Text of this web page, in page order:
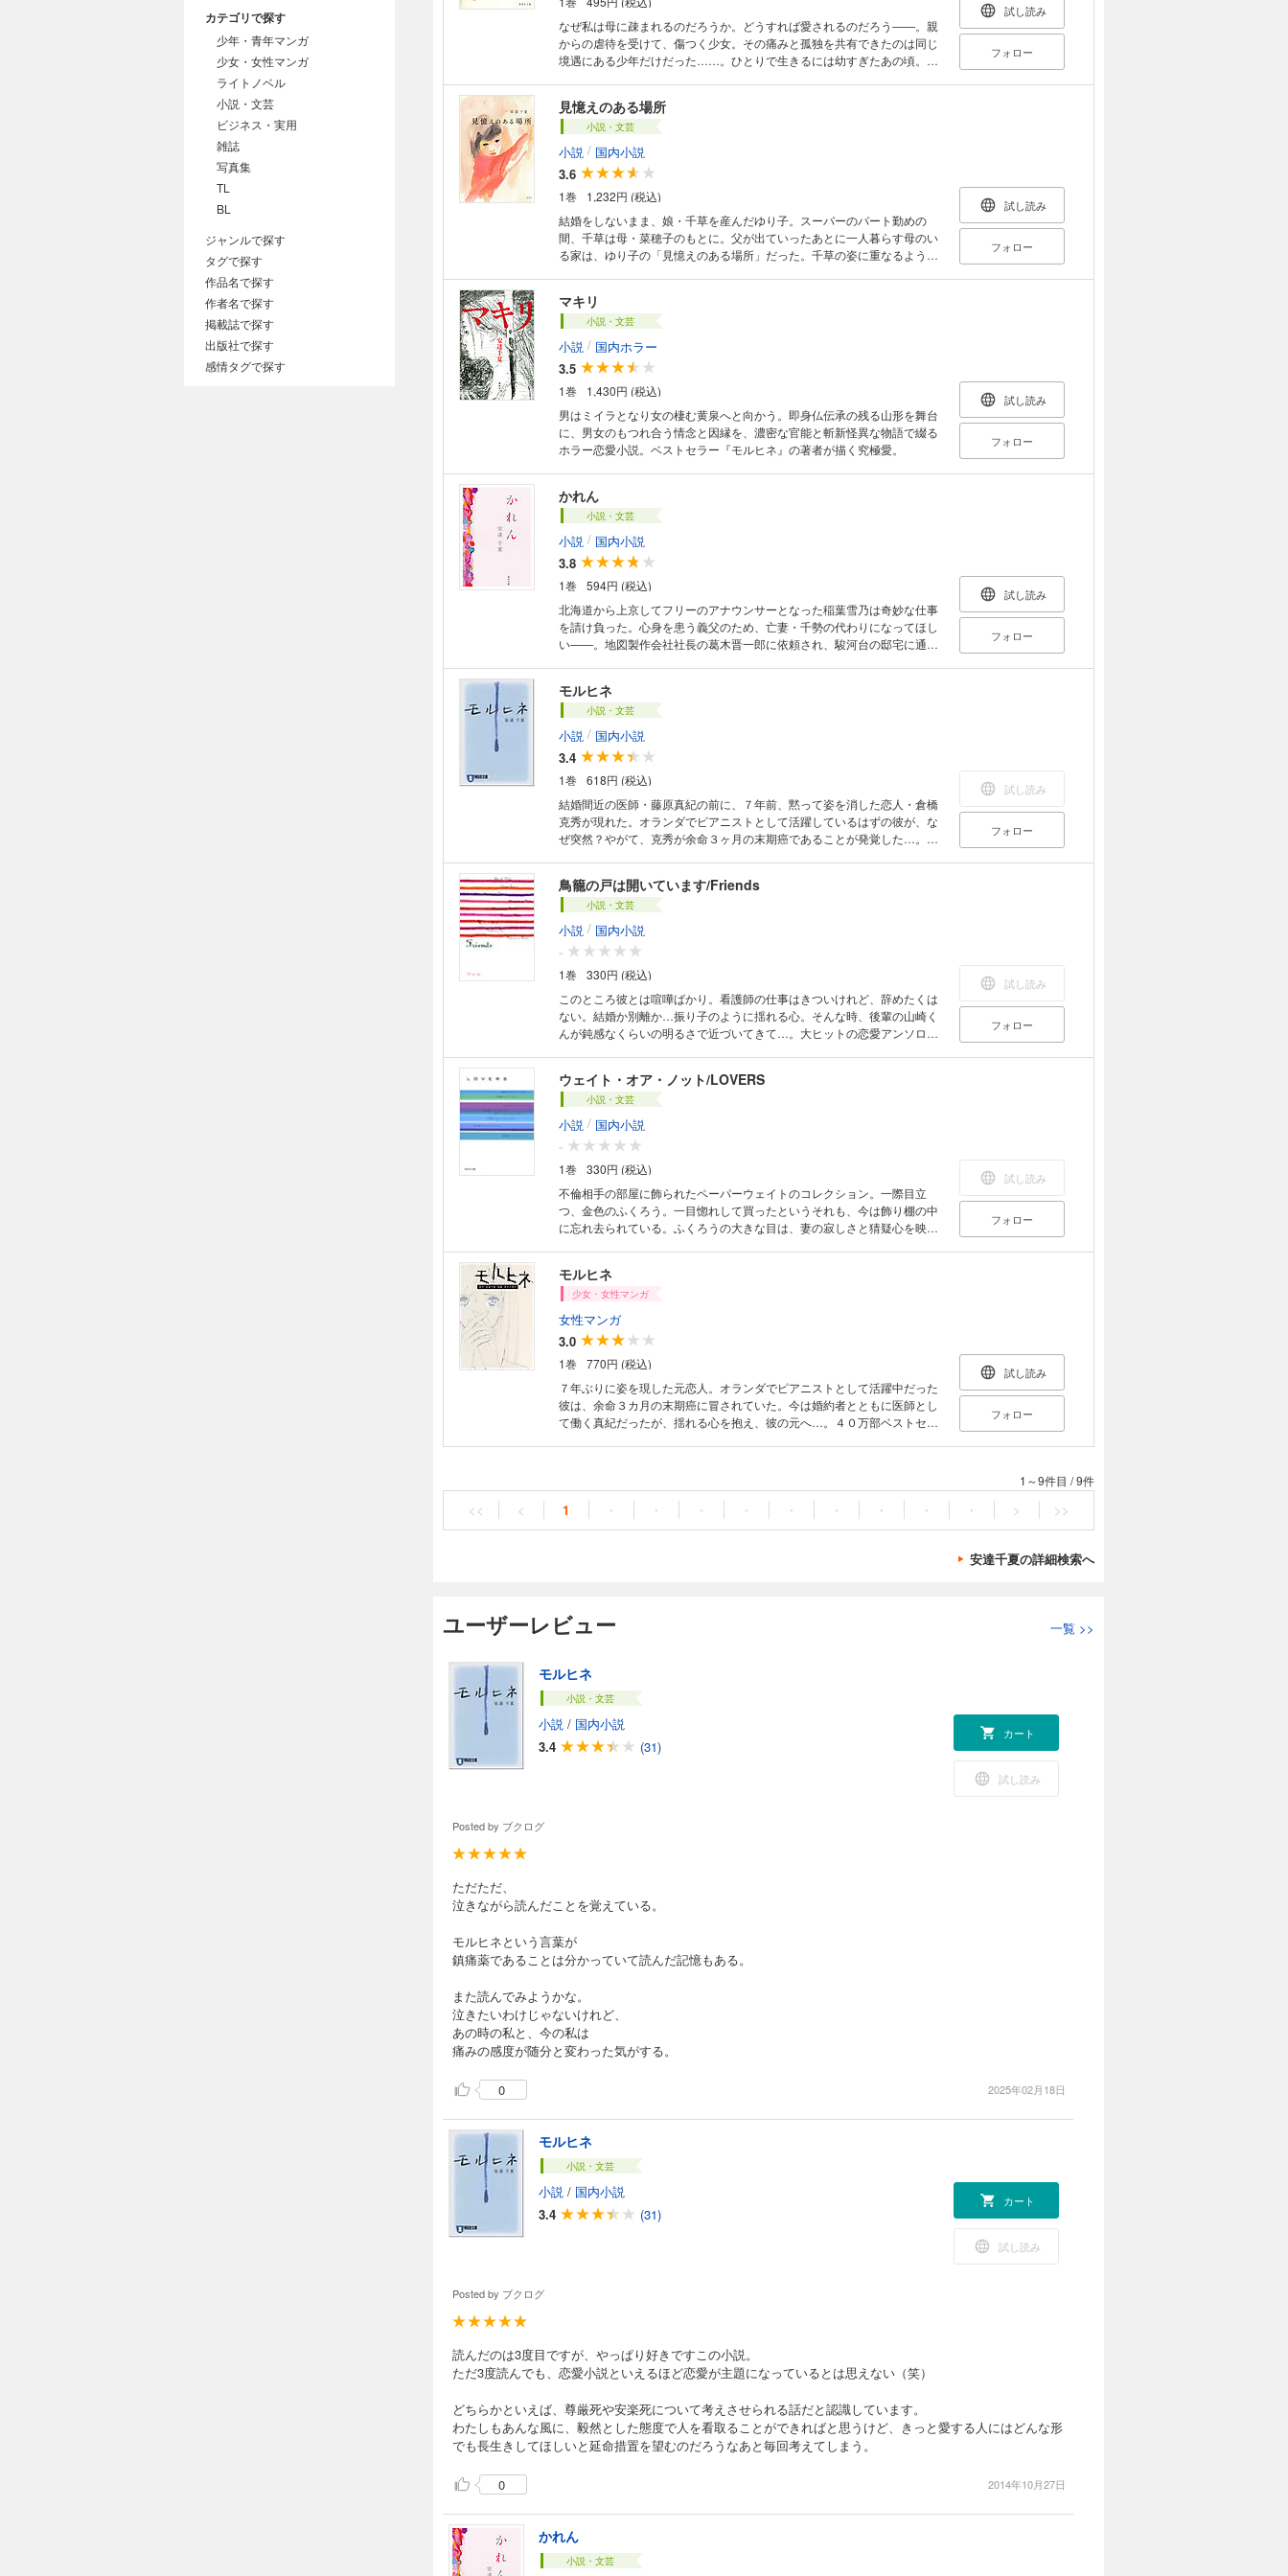
なぜ私は母に疎まれるのだろうか。どうすれば愛されるのだろう――。親
からの虐待を受けて、傷つく少女。その痛みと孤独を共有できたのは同じ
境遇にある少年だけだった……。ひとりで生きるには幼すぎたあの頃。大
心を深く衝く作品集。
試し読み
フォロー
見憶えのある場所
小説・文芸
小説 / 国内小説
3.6
1巻
1,232円 (税込)
結婚をしないまま、娘・千草を産んだゆり子。スーパーのパート勤めの
間、千草は母・菜穂子のもとに。父が出ていったあとに一人暮らす母のい
る家は、ゆり子の「見憶えのある場所」だった。千草の姿に重なるように
を丹念に描く注目の小説。
試し読み
フォロー
マキリ
小説・文芸
小説 / 国内ホラー
3.5
1巻
1,430円 (税込)
男はミイラとなり女の棲む黄泉へと向かう。即身仏伝承の残る山形を舞台
に、男女のもつれ合う情念と因縁を、濃密な官能と斬新怪異な物語で綴る
ホラー恋愛小説。ベストセラー『モルヒネ』の著者が描く究極愛。
試し読み
フォロー
かれん
小説・文芸
小説 / 国内小説
3.8
1巻
594円 (税込)
北海道から上京してフリーのアナウンサーとなった稲葉雪乃は奇妙な仕事
を請け負った。心身を患う義父のため、亡妻・千勢の代わりになってほし
い――。地図製作会社社長の葛木晋一郎に依頼され、駿河台の邸宅に通い
男・五十嵐が現れ……。ベストセラー『モルヒネ』の著者が贈る恋愛長
試し読み
フォロー
モルヒネ
小説・文芸
小説 / 国内小説
3.4
1巻
618円 (税込)
結婚間近の医師・藤原真紀の前に、７年前、黙って姿を消した恋人・倉橋
克秀が現れた。オランダでピアニストとして活躍しているはずの彼が、な
ぜ突然？やがて、克秀が余命３ヶ月の末期癌であることが発覚した…。書
試し読み
フォロー
鳥籠の戸は開いています/Friends
小説・文芸
小説 / 国内小説
-
1巻
330円 (税込)
このところ彼とは喧嘩ばかり。看護師の仕事はきついけれど、辞めたくは
ない。結婚か別離か…振り子のように揺れる心。そんな時、後輩の山崎く
んが鈍感なくらいの明るさで近づいてきて…。大ヒットの恋愛アンソロジ
試し読み
フォロー
ウェイト・オア・ノット/LOVERS
小説・文芸
小説 / 国内小説
-
1巻
330円 (税込)
不倫相手の部屋に飾られたペーパーウェイトのコレクション。一際目立
つ、金色のふくろう。一目惚れして買ったというそれも、今は飾り棚の中
に忘れ去られている。ふくろうの大きな目は、妻の寂しさと猜疑心を映し
試し読み
フォロー
モルヒネ
少女・女性マンガ
女性マンガ
3.0
1巻
770円 (税込)
７年ぶりに姿を現した元恋人。オランダでピアニストとして活躍中だった
彼は、余命３カ月の末期癌に冒されていた。今は婚約者とともに医師とし
て働く真紀だったが、揺れる心を抱え、彼の元へ…。４０万部ベストセラ
試し読み
フォロー
1～9件目 /9件
<< < 1 ・ ・ ・ ・ ・ ・ ・ ・ ・ > >>
安達千夏の詳細検索へ
ユーザーレビュー 一覧 >>
モルヒネ
小説・文芸
小説 / 国内小説
3.4
(31)
カート
試し読み
Posted by ブクログ
ただただ、
泣きながら読んだことを覚えている。
モルヒネという言葉が
鎮痛薬であることは分かっていて読んだ記憶もある。
また読んでみようかな。
泣きたいわけじゃないけれど、
あの時の私と、今の私は
痛みの感度が随分と変わった気がする。
0 2025年02月18日
モルヒネ
小説・文芸
小説 / 国内小説
3.4
(31)
カート
試し読み
Posted by ブクログ
読んだのは3度目ですが、やっぱり好きですこの小説。
ただ3度読んでも、恋愛小説といえるほど恋愛が主題になっているとは思えない（笑）
どちらかといえば、尊厳死や安楽死について考えさせられる話だと認識しています。
わたしもあんな風に、毅然とした態度で人を看取ることができればと思うけど、きっと愛する人にはどんな形
でも長生きしてほしいと延命措置を望むのだろうなあと毎回考えてしまう。
0 2014年10月27日
かれん
小説・文芸
カテゴリで探す
少年・青年マンガ
少女・女性マンガ
ライトノベル
小説・文芸
ビジネス・実用
雑誌
写真集
TL
BL
ジャンルで探す
タグで探す
作品名で探す
作者名で探す
掲載誌で探す
出版社で探す
感情タグで探す